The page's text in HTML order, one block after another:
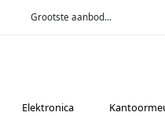
Grootste aanbod...
Elektronica